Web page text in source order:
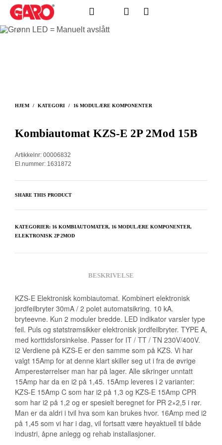
HJEM / KATEGORI / 16 MODULÆRE KOMPONENTER
Kombiautomat KZS-E 2P 2Mod 15B
Artikkelnr: 00006832
El.nummer: 1631872
SHARE THIS PRODUCT
KATEGORIER: 16 KOMBIAUTOMATER, 16 MODULÆRE KOMPONENTER,
ELEKTRONISK 2P 2MOD
BESKRIVELSE
KZS-E Elektronisk kombiautomat. Kombinert elektronisk
jordfeilbryter 30mA / 2 polet automatsikring. 10 kA.
bryteevne. Kun 2 moduler bredde. LED indikator varsler type
feil. Puls og støtstrømsikker elektronisk jordfeilbryter. TYPE A,
med korttidsforsinkelse. Passer for IT / TT / TN 230V/400V.
i2 Verdiene på KZS-E er den samme som på KZS. Vi har
valgt 15Amp for at denne klart skiller seg ut i fra de øvrige
Amperestørrelser man har på lager. Alle sikringer unntatt
15Amp har da en i2 på 1,45. 15Amp leveres i 2 varianter:
KZS-E 15Amp C som har i2 på 1,3 og KZS-E 15Amp CPR
som har i2 på 1,2 og er spesielt beregnet for PR 2×2,5 i rør.
Man er da aldri i tvil hva som kan brukes hvor. 16Amp med i2
på 1,45 som vi har i dag, vil fortsatt være høyaktuell til både
industri, åpne anlegg og rehab installasjoner.